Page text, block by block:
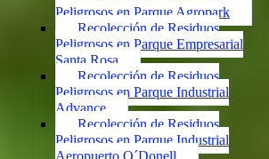
Peligrosos en Parque Agropark
Recolección de Residuos
Peligrosos en Parque Empresarial
Santa Rosa
Recolección de Residuos
Peligrosos en Parque Industrial
Advance
Recolección de Residuos
Peligrosos en Parque Industrial
Aeropuerto O´Donell